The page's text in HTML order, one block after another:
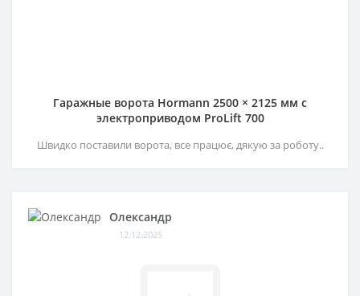
Гаражные ворота Hormann 2500 × 2125 мм c
электроприводом ProLift 700
Швидко поставили ворота, все працює, дякую за роботу..
Олександр
12.12.2025